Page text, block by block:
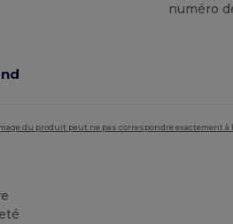
numéro
du produit peut ne pas correspondre exactement